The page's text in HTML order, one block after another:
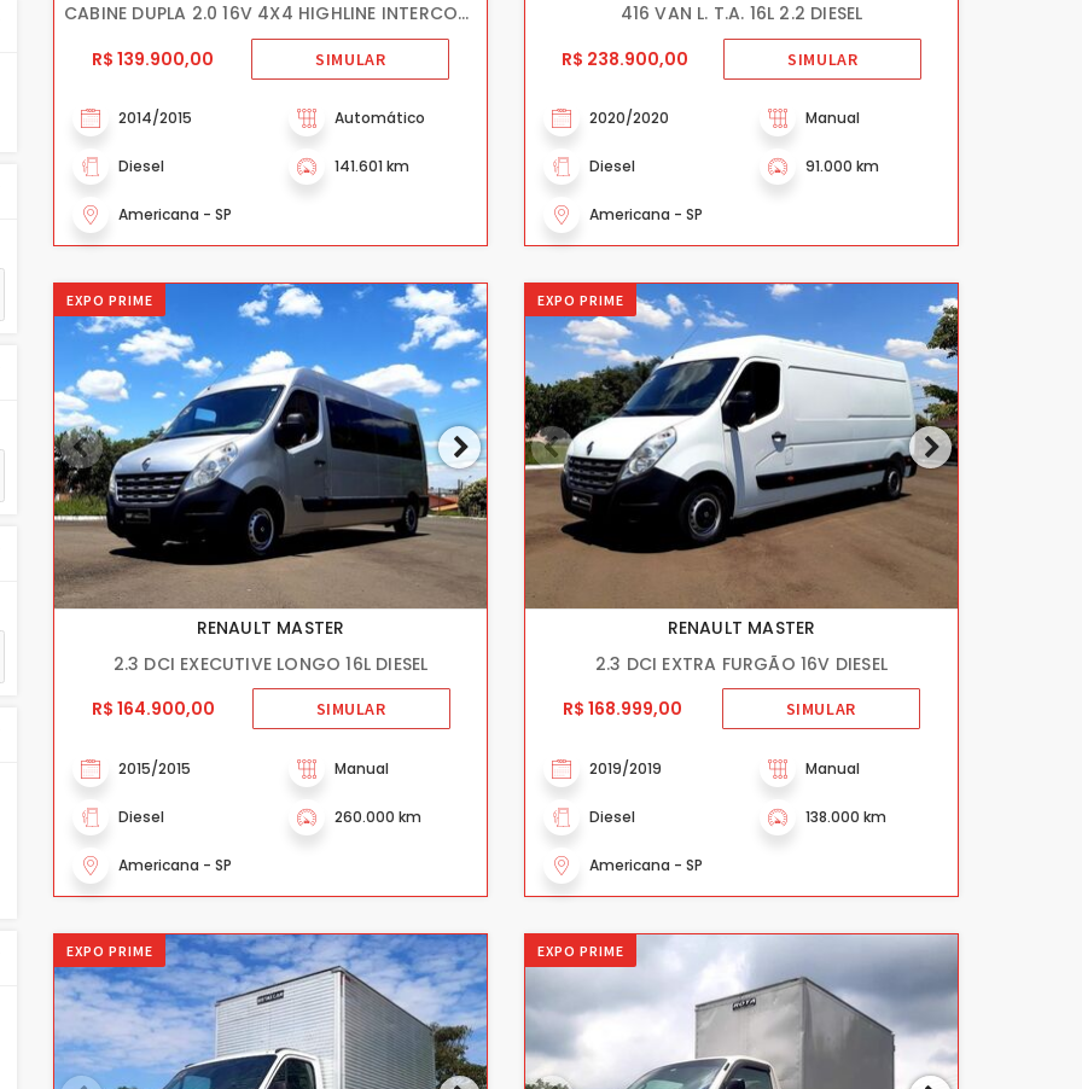
CABINE DUPLA 2.0 16V 4X4 HIGHLINE INTERCOOLER
R$ 139.900,00
SIMULAR
2014/2015 Automático
Diesel 141.601 km
Americana - SP
416 VAN L. T.A. 16L 2.2 DIESEL
R$ 238.900,00
SIMULAR
2020/2020 Manual
Diesel 91.000 km
Americana - SP
EXPO PRIME
RENAULT MASTER
2.3 DCI EXECUTIVE LONGO 16L DIESEL
R$ 164.900,00
SIMULAR
2015/2015 Manual
Diesel 260.000 km
Americana - SP
EXPO PRIME
RENAULT MASTER
2.3 DCI EXTRA FURGÃO 16V DIESEL
R$ 168.999,00
SIMULAR
2019/2019 Manual
Diesel 138.000 km
Americana - SP
EXPO PRIME EXPO PRIME